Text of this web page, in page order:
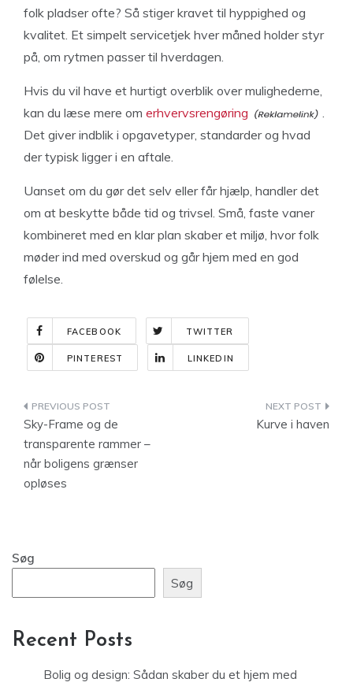
folk pladser ofte? Så stiger kravet til hyppighed og
kvalitet. Et simpelt servicetjek hver måned holder styr
på, om rytmen passer til hverdagen.
Hvis du vil have et hurtigt overblik over mulighederne,
kan du læse mere om erhvervsrengøring
.
Det giver indblik i opgavetyper, standarder og hvad
der typisk ligger i en aftale.
Uanset om du gør det selv eller får hjælp, handler det
om at beskytte både tid og trivsel. Små, faste vaner
kombineret med en klar plan skaber et miljø, hvor folk
møder ind med overskud og går hjem med en god
følelse.
FACEBOOK TWITTER
PINTEREST LINKEDIN
Indlægsnavigation
Sky-Frame og de
transparente rammer –
når boligens grænser
opløses
Kurve i haven
Søg
Søg
Recent Posts
Bolig og design: Sådan skaber du et hjem med